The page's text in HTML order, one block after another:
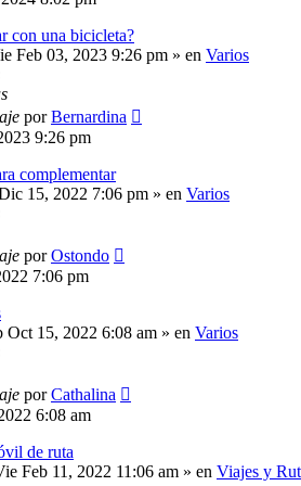
con una bicicleta?
Feb 03, 2023 9:26 pm » en Varios
porBernardina
9:26 pm
complementar
15, 2022 7:06 pm » en Varios
porOstondo
7:06 pm
Oct 15, 2022 6:08 am » en Varios
porCathalina
6:08 am
de ruta
Feb 11, 2022 11:06 am » en Viajes y